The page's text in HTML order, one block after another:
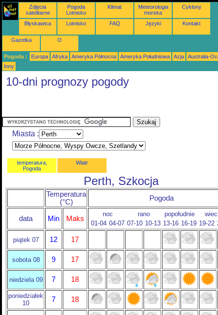
Zdjęcia
satelitarne
Pogoda
Lotnisko
Klimat
Meteorologia
morska
Cyklony
Błyskawica Lotnisko FAQ Języki Kontakt
Gazetka O
Pogoda : Europa Afryka Ameryka Północna Ameryka Południowa Azja
Australia-
Inny
10-dni prognozy pogody
Miasta :
temperatura,
Pogoda
Wiatr
Perth, Szkocja
Temperatura
(°C)
Pogoda
data Min Maks
noc rano popołudnie
01-04 04-07 07-10 10-13 13-16 16-19 19-22
piątek 07 12 17
sobota 08 9 17
niedziela 09 7 18
poniedziałek
10
7 18